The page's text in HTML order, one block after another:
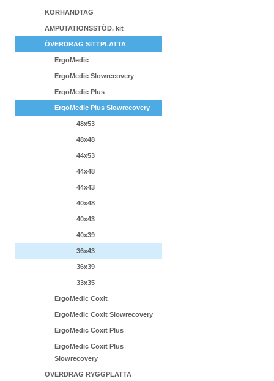
KÖRHANDTAG
AMPUTATIONSSTÖD, kit
ÖVERDRAG SITTPLATTA
ErgoMedic
ErgoMedic Slowrecovery
ErgoMedic Plus
ErgoMedic Plus Slowrecovery
48x53
48x48
44x53
44x48
44x43
40x48
40x43
40x39
36x43
36x39
33x35
ErgoMedic Coxit
ErgoMedic Coxit Slowrecovery
ErgoMedic Coxit Plus
ErgoMedic Coxit Plus
Slowrecovery
ÖVERDRAG RYGGPLATTA